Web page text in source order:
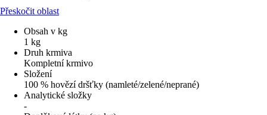
Přeskočit oblast
Obsah v kg
1 kg
Druh krmiva
Kompletní krmivo
Složení
100 % hovězí dršťky (namleté/zele­né/neprané)
Analytické složky
-